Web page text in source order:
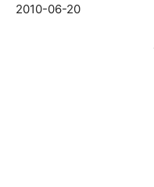
2010-06-20